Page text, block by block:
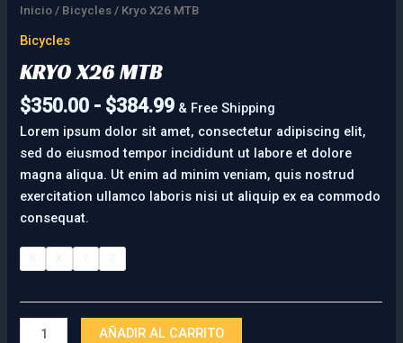
Inicio / Bicycles / Kryo X26 MTB
Bicycles
KRYO X26 MTB
$350.00 - $384.99 & Free Shipping
Lorem ipsum dolor sit amet, consectetur adipiscing elit,
sed do eiusmod tempor incididunt ut labore et dolore
magna aliqua. Ut enim ad minim veniam, quis nostrud
exercitation ullamco laboris nisi ut aliquip ex ea commodo
consequat.
K X Y Z
AÑADIR AL CARRITO